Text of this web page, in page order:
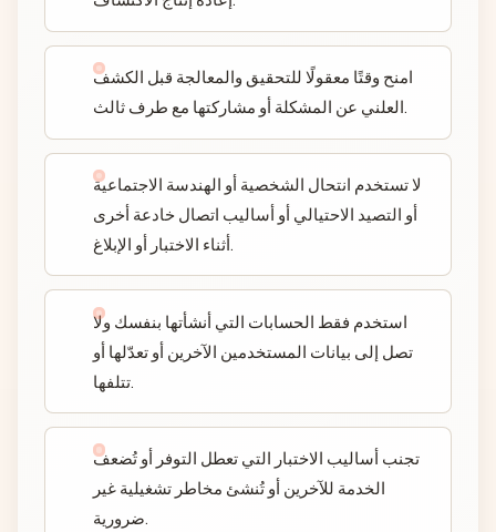
امنح وقتًا معقولًا للتحقيق والمعالجة قبل الكشف
العلني عن المشكلة أو مشاركتها مع طرف ثالث.
لا تستخدم انتحال الشخصية أو الهندسة الاجتماعية
أو التصيد الاحتيالي أو أساليب اتصال خادعة أخرى
أثناء الاختبار أو الإبلاغ.
استخدم فقط الحسابات التي أنشأتها بنفسك ولا
تصل إلى بيانات المستخدمين الآخرين أو تعدّلها أو
تتلفها.
تجنب أساليب الاختبار التي تعطل التوفر أو تُضعف
الخدمة للآخرين أو تُنشئ مخاطر تشغيلية غير
ضرورية.